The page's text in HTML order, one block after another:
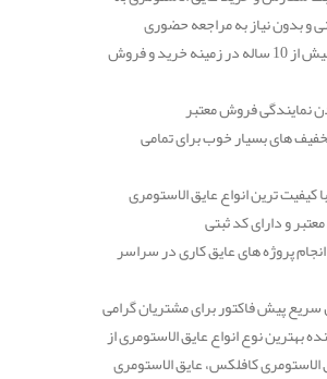
و بدون نیاز به مراجعه حضوری
5- سابقه بیش از 10 ساله در زمینه خرید و فروش
های بسیار خوب برای تمامی
انجام پروژه های عایق کاری در سراسر
بهترین نوع انواع عایق الاستومری از
الاستومری کافلکس، عایق الاستومری